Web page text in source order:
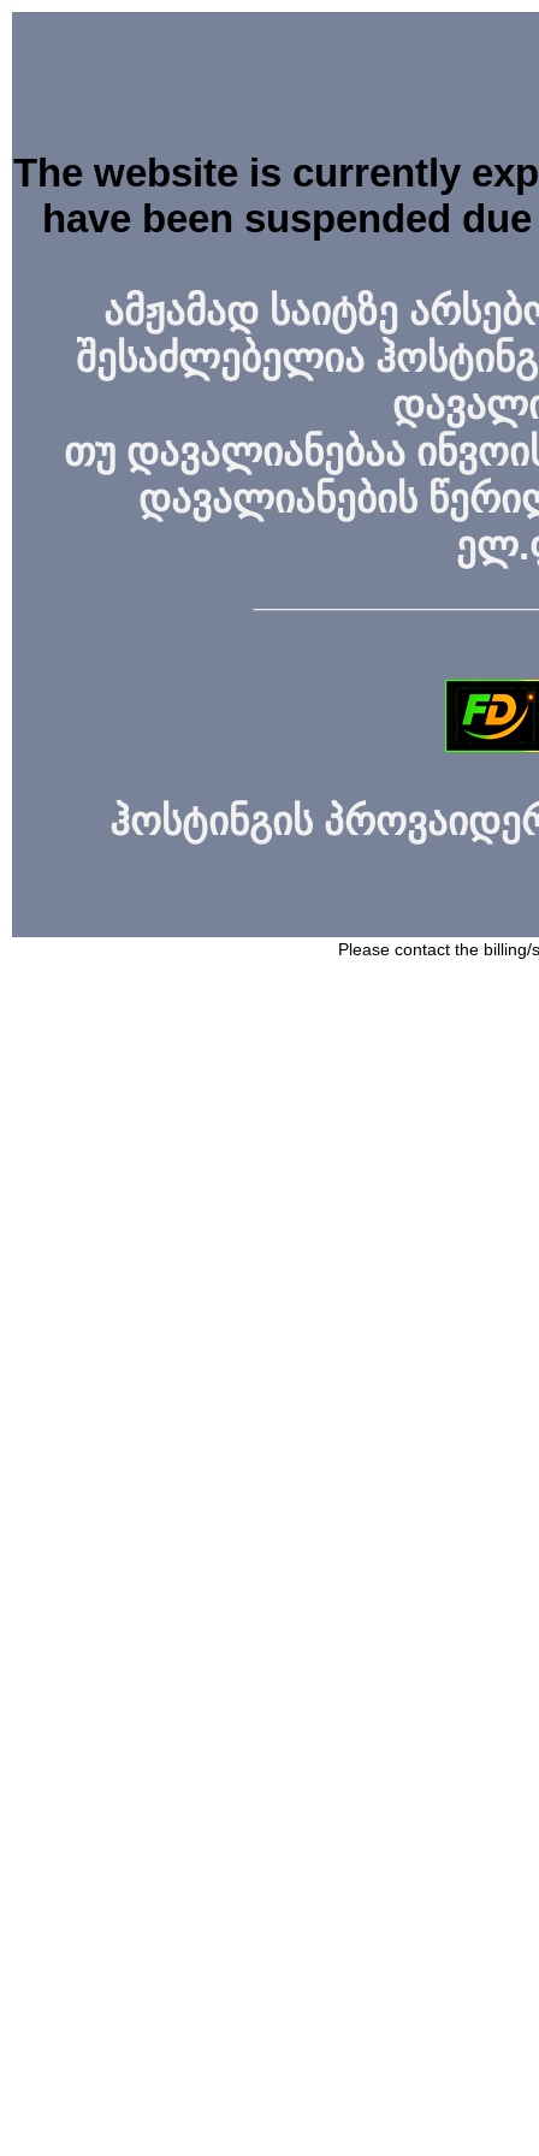
The website is currently
have been suspended
ამჟამად საიტზე
შესაძლებელია
თუ დავალიანებაა
დავალიანების
ჰოსტინგის
Please contact the